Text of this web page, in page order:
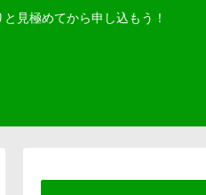
見極めてから申し込もう！